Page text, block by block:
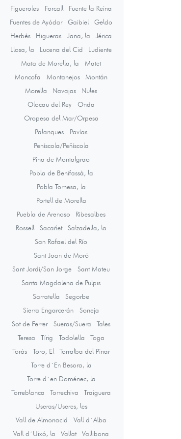
Figueroles
Forcall
Fuente la Reina
Fuentes de Ayódar
Gaibiel
Geldo
Herbés
Higueras Jana, la
Jérica
Llosa, la
Lucena del Cid
Ludiente
Mata de Morella, la
Matet
Moncofa
Montanejos
Montán
Morella
Navajas
Nules
Olocau del Rey
Onda
Oropesa del Mar/Orpesa
Palanques
Pavías
Peníscola/Peñíscola
Pina de Montalgrao
Pobla de Benifassà, la
Pobla Tornesa, la
Portell de Morella
Puebla de Arenoso
Ribesalbes
Rossell
Sacañet
Salzadella, la
San Rafael del Río
Sant Joan de Moró
Sant Jordi/San Jorge
Sant Mateu
Santa Magdalena de Pulpis
Sarratella
Segorbe
Sierra Engarcerán
Soneja
Sot de Ferrer
Sueras/Suera
Tales
Teresa
Tírig Todolella
Toga
Torás
Toro, El
Torralba del Pinar
Torre d´En Besora, la
Torre d´en Doménec, la
Torreblanca
Torrechiva
Traiguera
Useras/Useres, les
Vall de Almonacid
Vall d´Alba
Vall d´Uixó, la
Vallat
Vallibona